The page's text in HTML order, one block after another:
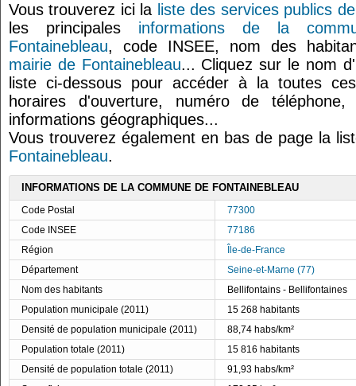
Vous trouverez ici la liste des services publics
les principales informations de la
Fontainebleau, code INSEE, nom des
mairie de Fontainebleau... Cliquez sur le nom
liste ci-dessous pour accéder à la toutes
horaires d'ouverture, numéro de
informations géographiques...
Vous trouverez également en bas de page la
Fontainebleau.
INFORMATIONS DE LA COMMUNE DE FONTAINEBLEAU
Code Postal
77300
Code INSEE
77186
Région
Île-de-France
Département
Seine-et-Marne (77)
Nom des habitants
Bellifontains - Bellifontaines
Population municipale (2011)
15 268 habitants
Densité de population municipale (2011)
88,74 habs/km²
Population totale (2011)
15 816 habitants
Densité de population totale (2011)
91,93 habs/km²